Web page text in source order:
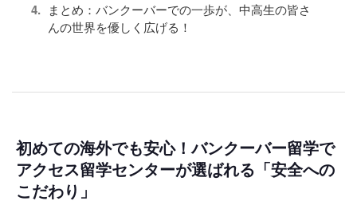
まとめ：バンクーバーでの一歩が、中高生の皆さ
んの世界を優しく広げる！
初めての海外でも安心！バンクーバー留学で
アクセス留学センターが選ばれる「安全への
こだわり」